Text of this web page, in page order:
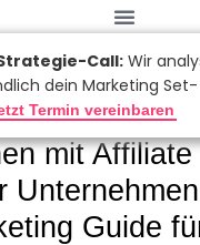
mit Affiliate
Guide